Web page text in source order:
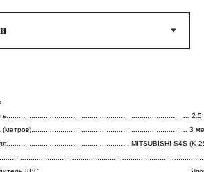
грузоподъёмность
2 500 (кг)
Доп. опции
2.5
(метров)........................................................................... 3
MITSUBISHI S4S (K-